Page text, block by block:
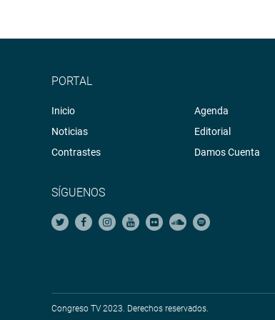
PORTAL
Inicio
Noticias
Contrastes
Agenda
Editorial
Damos Cuenta
SÍGUENOS
Congreso TV 2023. Derechos reservados.